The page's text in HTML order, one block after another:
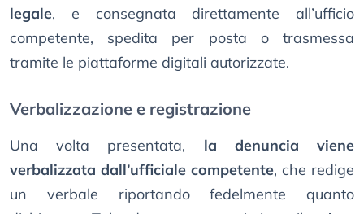
legale, e consegnata direttamente all’ufficio
competente, spedita per posta o trasmessa
tramite le piattaforme digitali autorizzate.
Verbalizzazione e registrazione
Una volta presentata, la denuncia viene
verbalizzata dall’ufficiale competente, che redige
un verbale riportando fedelmente quanto